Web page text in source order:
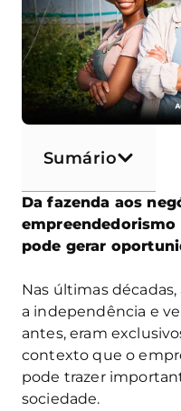
Sumário
Da fazenda aos
pode gerar
Nas últimas
a independência e
antes, eram
contexto que o
pode trazer
sociedade.